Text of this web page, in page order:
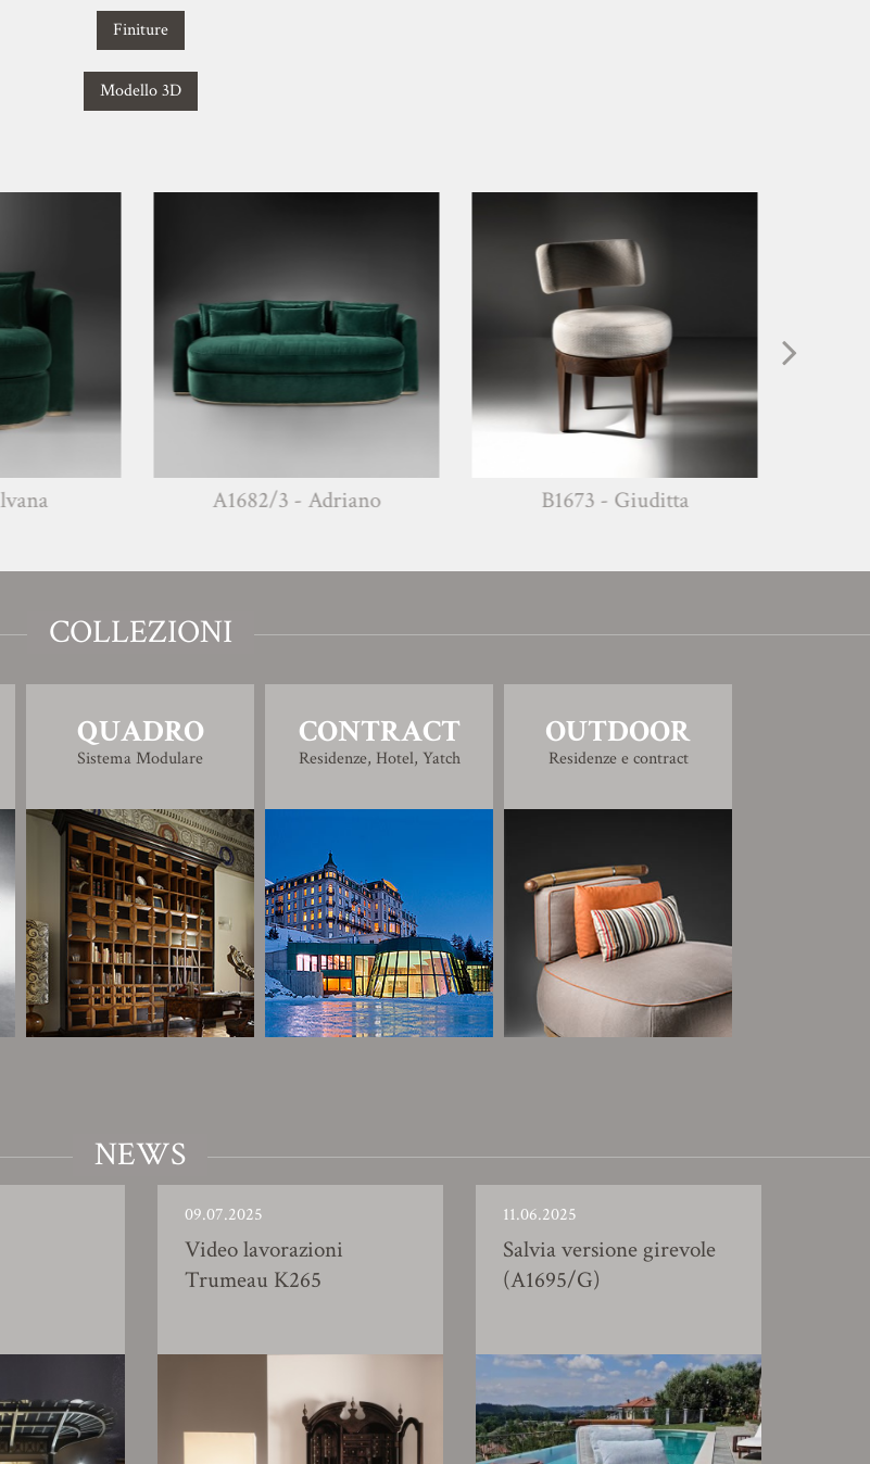
Finiture
Modello 3D
A1682/3 - Adriano B1673 - Giuditta
COLLEZIONI
QUADRO
Sistema Modulare
CONTRACT
Residenze, Hotel, Yatch
OUTDOOR
Residenze e contract
NEWS
09.07.2025
Video lavorazioni
Trumeau K265
11.06.2025
Salvia versione girevole
(A1695/G)